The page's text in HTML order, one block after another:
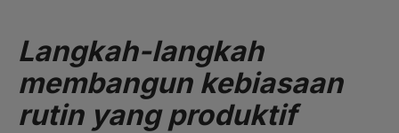
Langkah-langkah
membangun kebiasaan
rutin yang produktif